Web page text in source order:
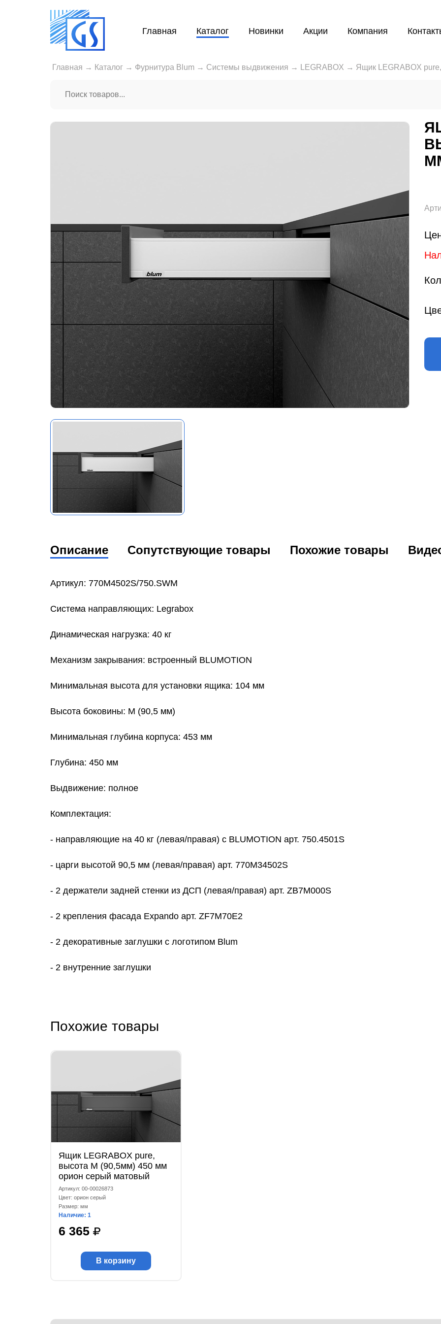
Главная Каталог Новинки Акции Компания
Главная → Каталог → Фурнитура Blum → Системы выдвижения → LEGRABOX → Ящик LEGRABOX
Описание Сопутствующие товары Похожие товары
Артикул: 770M4502S/750.SWM
Система направляющих: Legrabox
Динамическая нагрузка: 40 кг
Механизм закрывания: встроенный BLUMOTION
Минимальная высота для установки ящика: 104 мм
Высота боковины: M (90,5 мм)
Минимальная глубина корпуса: 453 мм
Глубина: 450 мм
Выдвижение: полное
Комплектация:
- направляющие на 40 кг (левая/правая) с BLUMOTION арт. 750.4501S
- царги высотой 90,5 мм (левая/правая) арт. 770M34502S
- 2 держатели задней стенки из ДСП (левая/правая) арт. ZB7M000S
- 2 крепления фасада Expando арт. ZF7M70E2
- 2 декоративные заглушки с логотипом Blum
- 2 внутренние заглушки
Похожие товары
Ящик LEGRABOX pure,
высота М (90,5мм) 450 мм
орион серый матовый
Артикул: 00-00026873
Цвет: орион серый
Размер: мм
Наличие: 1
6 365
В корзину